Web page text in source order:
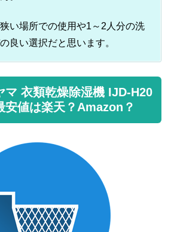
い場所での使用や1～2人分の洗
良い選択だと思います。
マ 衣類乾燥除湿機 IJD-H20
安値は楽天？Amazon？